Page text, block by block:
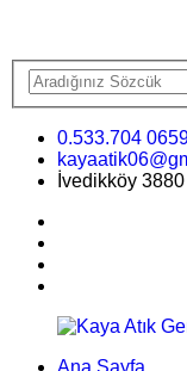
0.533.704
İvedikköy
Ana Sayfa